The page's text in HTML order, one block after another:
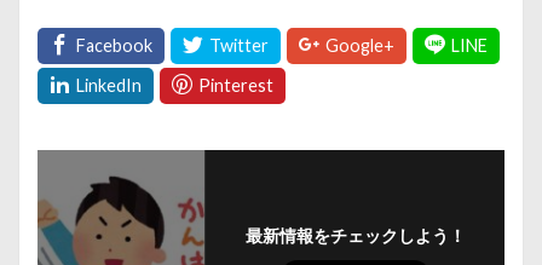
最新情報をチェックしよう！